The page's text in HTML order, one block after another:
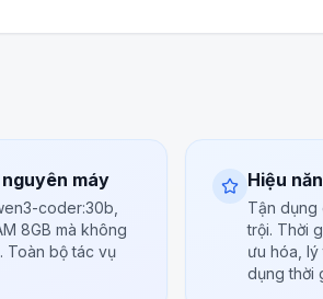
nguyên máy
coder:30b,
8GB mà không
Toàn bộ tác vụ
Hiệu
Tận dụng
trội. Thời
ưu hóa,
dụng thời